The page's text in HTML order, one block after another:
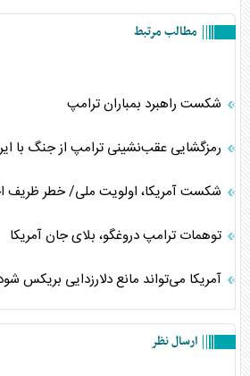
مطالب مرتبط
شکست راهبرد بمباران ترامپ
رمزگشایی عقب‌نشینی ترامپ از جنگ با
شکست آمریکا، اولویت ملی/ خطر ظریف
توهمات ترامپ دروغگو، بلای جان آمریکا
آمریکا می‌تواند مانع دلارزدایی بریکس
ارسال نظر